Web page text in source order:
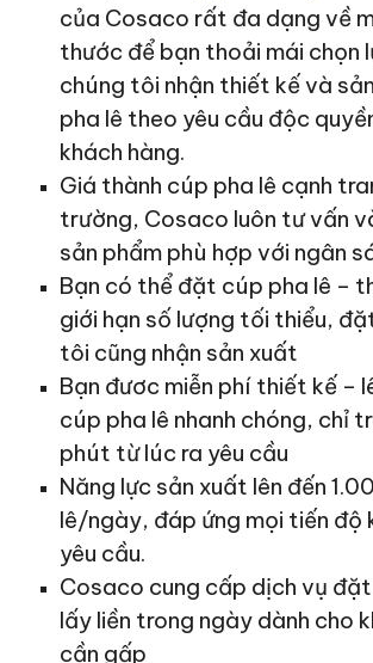
của Cosaco rất đa dạng về
thước để bạn thoải mái chọn
chúng tôi nhận thiết kế và
pha lê theo yêu cầu độc
khách hàng.
Giá thành cúp pha lê cạnh
trường, Cosaco luôn tư vấn
sản phẩm phù hợp với ngân
Bạn có thể đặt cúp pha lê –
giới hạn số lượng tối thiểu,
tôi cũng nhận sản xuất
Bạn đươc miễn phí thiết kế –
cúp pha lê nhanh chóng, chỉ
phút từ lúc ra yêu cầu
Năng lực sản xuất lên đến
lê/ngày, đáp ứng mọi tiến độ
yêu cầu.
Cosaco cung cấp dịch vụ
lấy liền trong ngày dành cho
cần gấp